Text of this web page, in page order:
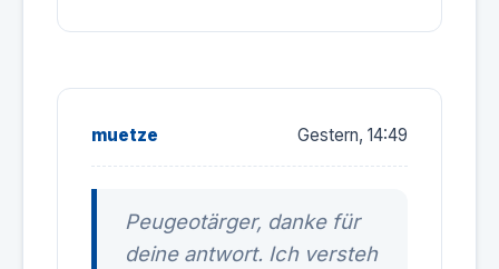
muetze Gestern, 14:49
Peugeotärger, danke für
deine antwort. Ich versteh